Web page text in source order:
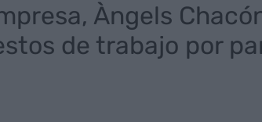
Àngels
de trabajo por